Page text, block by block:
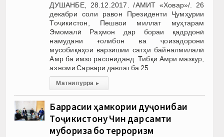
ДУШАНБЕ, 28.12.2017. /АМИТ «Ховар»/. 26
декабри соли равон Президенти Ҷумҳурии
Тоҷикистон, Пешвои миллат муҳтарам
Эмомалӣ Раҳмон дар бораи қадрдонӣ
намудани ғолибон ва ҷоизадорони
мусобиқаҳои варзишии сатҳи байналмилалӣ
Амр ба имзо расониданд. Тибқи Амри мазкур,
аз номи Сарвари давлат ба 25
Матни пурра ▸
Баррасии ҳамкории дуҷонибаи
Тоҷикистону Чин дар самти
мубориза бо терроризм